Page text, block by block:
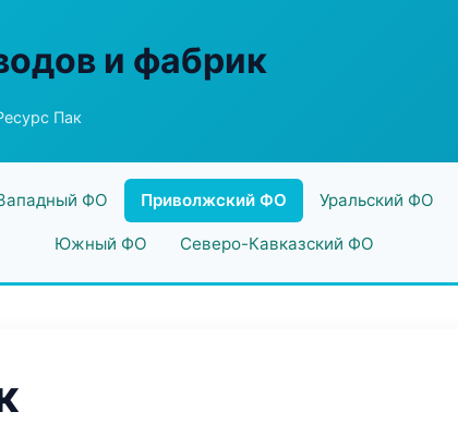
и фабрик
Пак
ФО Приволжский ФО Уральский ФО
Южный ФО Северо-Кавказский ФО